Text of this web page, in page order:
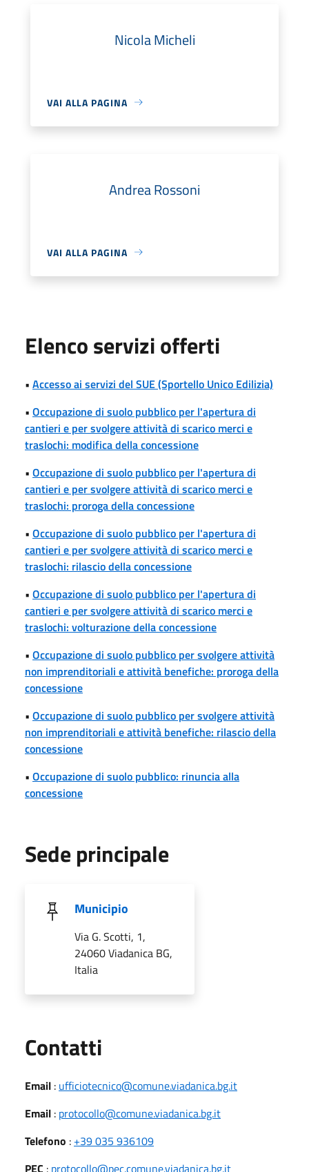
Nicola Micheli
VAI ALLA PAGINA
Andrea Rossoni
VAI ALLA PAGINA
Elenco servizi offerti
• Accesso ai servizi del SUE (Sportello Unico Edilizia)
• Occupazione di suolo pubblico per l'apertura di
cantieri e per svolgere attività di scarico merci e
traslochi: modifica della concessione
• Occupazione di suolo pubblico per l'apertura di
cantieri e per svolgere attività di scarico merci e
traslochi: proroga della concessione
• Occupazione di suolo pubblico per l'apertura di
cantieri e per svolgere attività di scarico merci e
traslochi: rilascio della concessione
• Occupazione di suolo pubblico per l'apertura di
cantieri e per svolgere attività di scarico merci e
traslochi: volturazione della concessione
• Occupazione di suolo pubblico per svolgere attività
non imprenditoriali e attività benefiche: proroga della
concessione
• Occupazione di suolo pubblico per svolgere attività
non imprenditoriali e attività benefiche: rilascio della
concessione
• Occupazione di suolo pubblico: rinuncia alla
concessione
Sede principale
Municipio
Via G. Scotti, 1,
24060 Viadanica BG,
Italia
Contatti
Email : ufficiotecnico@comune.viadanica.bg.it
Email : protocollo@comune.viadanica.bg.it
Telefono : +39 035 936109
PEC : protocollo@pec.comune.viadanica.bg.it